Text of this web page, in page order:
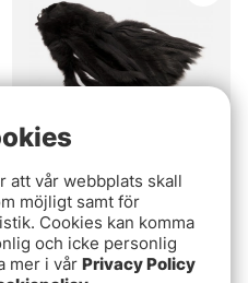
Pine Squirrel Skin
Zonked
379 kr
att vår webbplats skall
möjligt samt för
Cookies kan komma
och icke personlig
mer i vår Privacy Policy